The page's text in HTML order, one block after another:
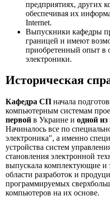
предприятиях, других
обеспечивая их
Internet.
Выпускники кафедры
границей и имеют
приобретенный опыт в
электроники.
Историческая
Кафедра СП начала
компьютерным системам
первой в Украине и одной
Начиналось все по
электроника", а именно
устройства систем
становления электронной
выпускала комплектующие и
области разработок и
программируемых
компьютеров на их основе.